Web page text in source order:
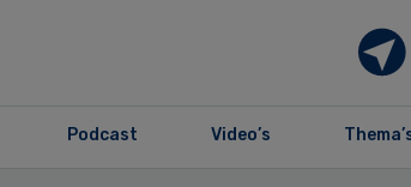
Podcast Video’s